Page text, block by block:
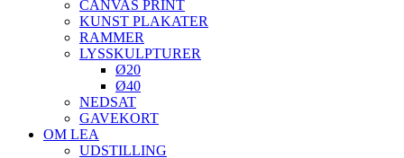
CANVAS PRINT
KUNST PLAKATER
RAMMER
LYSSKULPTURER
Ø20
Ø40
NEDSAT
GAVEKORT
OM LEA
UDSTILLING